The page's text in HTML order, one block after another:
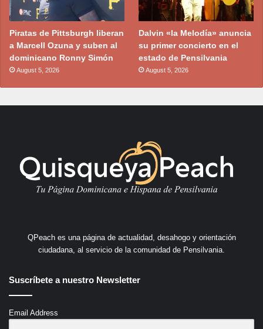
Piratas de Pittsburgh liberan
a Marcell Ozuna y suben al
dominicano Ronny Simón
August 5, 2026
Dalvin «la Melodía» anuncia
su primer concierto en el
estado de Pensilvania
August 5, 2026
QPeach es una página de actualidad, desahogo y orientación
ciudadana, al servicio de la comunidad de Pensilvania.
Suscríbete a nuestro Newsletter
Email Address